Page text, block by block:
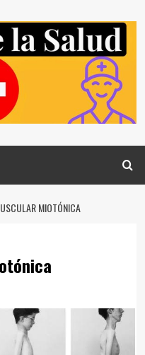
MIOTÓNICA